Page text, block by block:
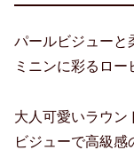
パールビジューと
ミニンに彩るロー
大人可愛いラウン
ビジューで高級感